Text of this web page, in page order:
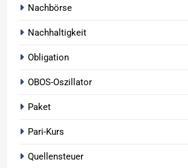
Nachbörse
Nachhaltigkeit
Obligation
OBOS-Oszillator
Paket
Pari-Kurs
Quellensteuer